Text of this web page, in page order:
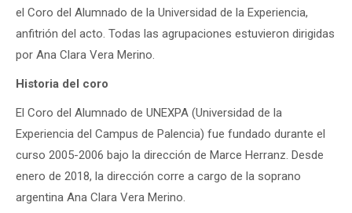
el Coro del Alumnado de la Universidad de la Experiencia,
anfitrión del acto. Todas las agrupaciones estuvieron dirigidas
por Ana Clara Vera Merino.
Historia del coro
El Coro del Alumnado de UNEXPA (Universidad de la
Experiencia del Campus de Palencia) fue fundado durante el
curso 2005-2006 bajo la dirección de Marce Herranz. Desde
enero de 2018, la dirección corre a cargo de la soprano
argentina Ana Clara Vera Merino.